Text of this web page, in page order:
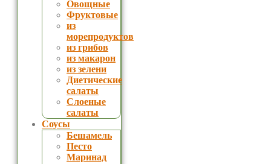
Овощные
Фруктовые
из
морепродуктов
из грибов
из макарон
из зелени
Диетические
салаты
Слоеные
салаты
Соусы
Бешамель
Песто
Маринад